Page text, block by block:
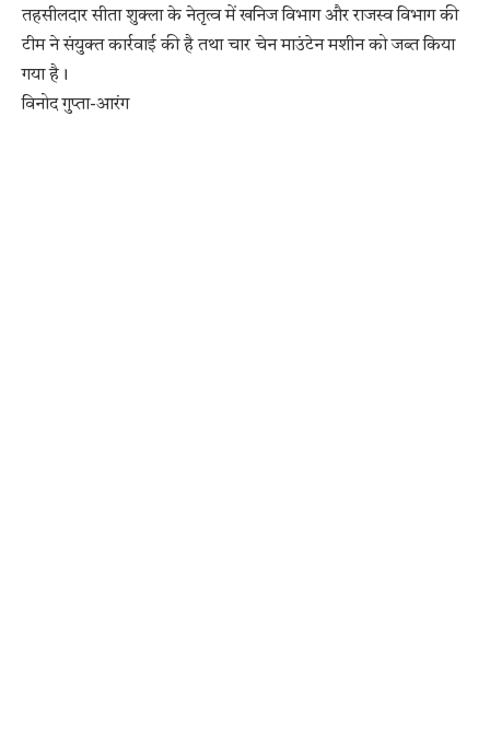
तहसीलदार सीता शुक्ला के नेतृत्व में खनिज विभाग और राजस्व विभाग की
टीम ने संयुक्त कार्रवाई की है तथा चार चेन माउंटेन मशीन को जब्त किया
गया है।
विनोद गुप्ता-आरंग